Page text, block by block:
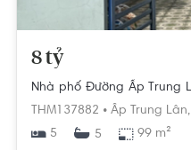
8 tỷ
THM137882 • Ấp Trung Lân,
5
5 99 m²